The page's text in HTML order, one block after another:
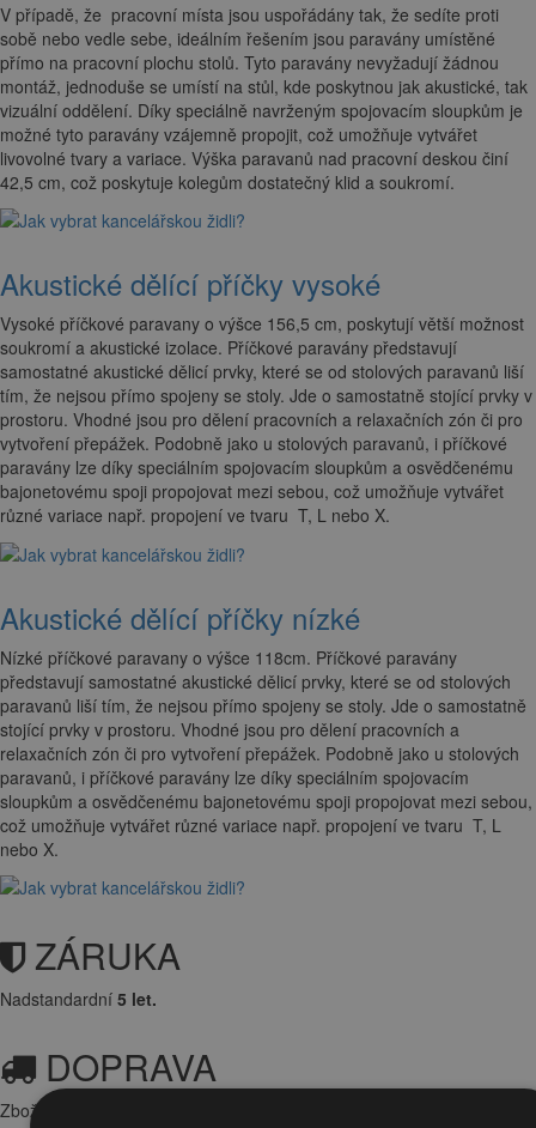
V případě, že pracovní místa jsou uspořádány tak, že sedíte proti
sobě nebo vedle sebe, ideálním řešením jsou paravány umístěné
přímo na pracovní plochu stolů. Tyto paravány nevyžadují žádnou
montáž, jednoduše se umístí na stůl, kde poskytnou jak akustické, tak
vizuální oddělení. Díky speciálně navrženým spojovacím sloupkům je
možné tyto paravány vzájemně propojit, což umožňuje vytvářet
livovolné tvary a variace. Výška paravanů nad pracovní deskou činí
42,5 cm, což poskytuje kolegům dostatečný klid a soukromí.
Akustické dělící příčky vysoké
Vysoké příčkové paravany o výšce 156,5 cm, poskytují větší možnost
soukromí a akustické izolace. Příčkové paravány představují
samostatné akustické dělicí prvky, které se od stolových paravanů liší
tím, že nejsou přímo spojeny se stoly. Jde o samostatně stojící prvky v
prostoru. Vhodné jsou pro dělení pracovních a relaxačních zón či pro
vytvoření přepážek. Podobně jako u stolových paravanů, i příčkové
paravány lze díky speciálním spojovacím sloupkům a osvědčenému
bajonetovému spoji propojovat mezi sebou, což umožňuje vytvářet
různé variace např. propojení ve tvaru T, L nebo X.
Akustické dělící příčky nízké
Nízké příčkové paravany o výšce 118cm. Příčkové paravány
představují samostatné akustické dělicí prvky, které se od stolových
paravanů liší tím, že nejsou přímo spojeny se stoly. Jde o samostatně
stojící prvky v prostoru. Vhodné jsou pro dělení pracovních a
relaxačních zón či pro vytvoření přepážek. Podobně jako u stolových
paravanů, i příčkové paravány lze díky speciálním spojovacím
sloupkům a osvědčenému bajonetovému spoji propojovat mezi sebou,
což umožňuje vytvářet různé variace např. propojení ve tvaru T, L
nebo X.
ZÁRUKA
Nadstandardní 5 let.
DOPRAVA
Zboží Vám doručíme